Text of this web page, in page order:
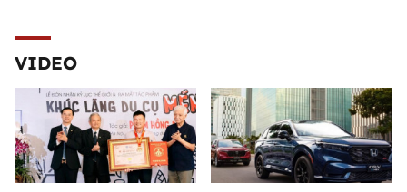
VIDEO